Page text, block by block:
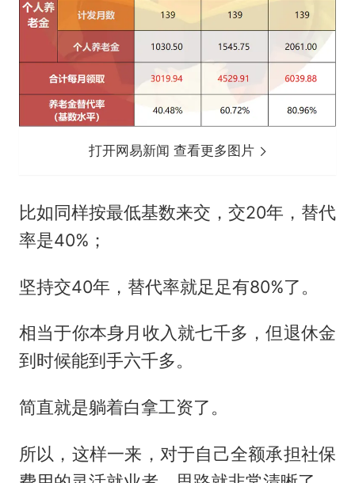
打开网易新闻 查看更多图片
比如同样按最低基数来交，交20年，替代
率是40%；
坚持交40年，替代率就足足有80%了。
相当于你本身月收入就七千多，但退休金
到时候能到手六千多。
简直就是躺着白拿工资了。
所以，这样一来，对于自己全额承担社保